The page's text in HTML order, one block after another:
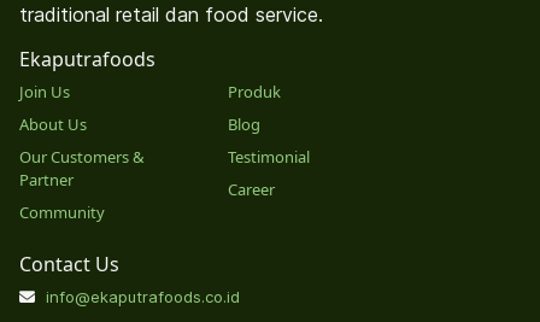
traditional retail dan food service.
Ekaputrafoods
Join Us
About Us
Our Customers &
Partner
Community
Produk
Blog
Testimonial
Career
Contact Us
info@ekaputrafoods.co.id